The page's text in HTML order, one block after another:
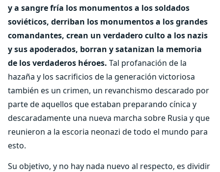
y a sangre fría los monumentos a los soldados
soviéticos, derriban los monumentos a los grandes
comandantes, crean un verdadero culto a los nazis
y sus apoderados, borran y satanizan la memoria
de los verdaderos héroes. Tal profanación de la
hazaña y los sacrificios de la generación victoriosa
también es un crimen, un revanchismo descarado por
parte de aquellos que estaban preparando cínica y
descaradamente una nueva marcha sobre Rusia y que
reunieron a la escoria neonazi de todo el mundo para
esto.
Su objetivo, y no hay nada nuevo al respecto, es dividir